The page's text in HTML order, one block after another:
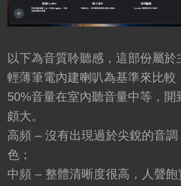
以下為音質聆聽感，這部份屬於
輕薄筆電內建喇叭為基準來比較
50%音量在室內聽音量中等，開
頗大。
高頻 – 沒有出現過於尖銳的音調
色；
中頻 – 整體清晰度很高，人聲飽